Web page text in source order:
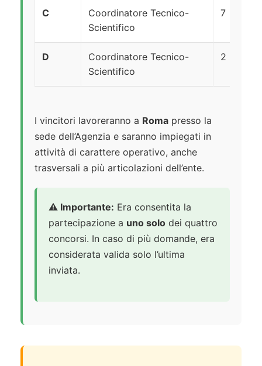
C
Coordinatore Tecnico-
Scientifico
7
D
Coordinatore Tecnico-
Scientifico
2
I vincitori lavoreranno a Roma presso la
sede dell’Agenzia e saranno impiegati in
attività di carattere operativo, anche
trasversali a più articolazioni dell’ente.
⚠️ Importante: Era consentita la
partecipazione a uno solo dei quattro
concorsi. In caso di più domande, era
considerata valida solo l’ultima
inviata.